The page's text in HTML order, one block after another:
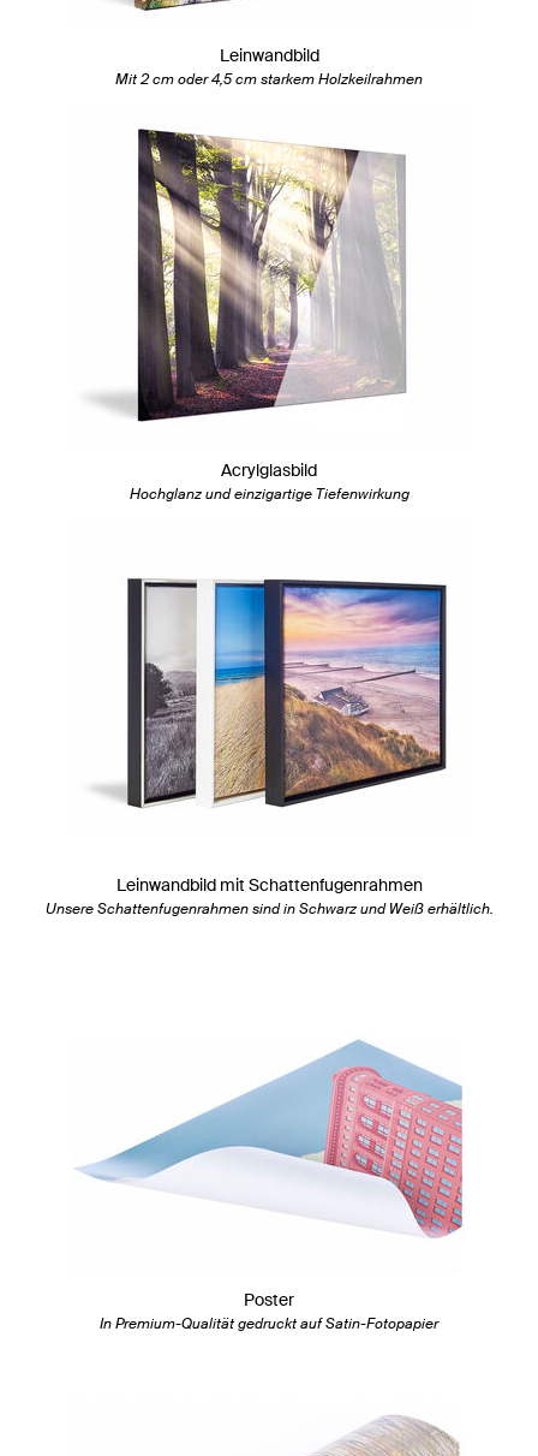
Leinwandbild
Mit 2 cm oder 4,5 cm starkem Holzkeilrahmen
Acrylglasbild
Hochglanz und einzigartige Tiefenwirkung
Leinwandbild mit Schattenfugenrahmen
Unsere Schattenfugenrahmen sind in Schwarz und Weiß erhältlich.
Poster
In Premium-Qualität gedruckt auf Satin-Fotopapier